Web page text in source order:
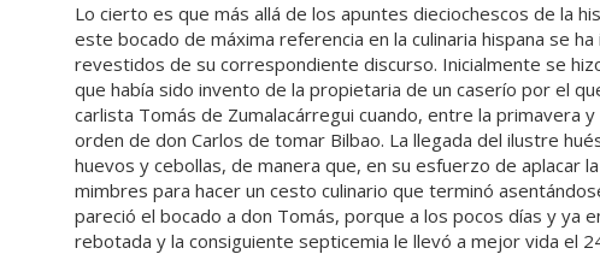
Lo cierto es que más allá de los apuntes dieciochescos de la
este bocado de máxima referencia en la culinaria hispana se
revestidos de su correspondiente discurso. Inicialmente se
que había sido invento de la propietaria de un caserío por el
carlista Tomás de Zumalacárregui cuando, entre la primavera
orden de don Carlos de tomar Bilbao. La llegada del ilustre
huevos y cebollas, de manera que, en su esfuerzo de aplacar
mimbres para hacer un cesto culinario que terminó
pareció el bocado a don Tomás, porque a los pocos días y ya
rebotada y la consiguiente septicemia le llevó a mejor vida el